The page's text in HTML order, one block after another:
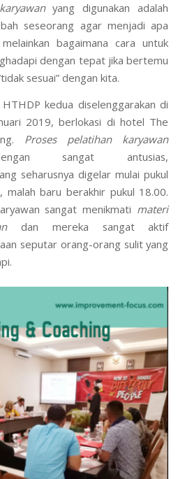
yang digunakan adalah
seseorang agar menjadi apa
bagaimana cara untuk
dengan tepat jika bertemu
sesuai” dengan kita.
kedua diselenggarakan di
2019, berlokasi di hotel The
Proses pelatihan karyawan
sangat antusias,
seharusnya digelar mulai pukul
malah baru berakhir pukul 18.00.
sangat menikmati materi
dan mereka sangat aktif
seputar orang-orang sulit yang